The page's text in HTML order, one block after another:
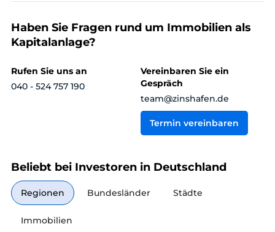
Haben Sie Fragen rund um Immobilien als
Kapitalanlage?
Rufen Sie uns an
040 - 524 757 190
Vereinbaren Sie ein
Gespräch
team@zinshafen.de
Termin vereinbaren
Beliebt bei Investoren in Deutschland
Regionen Bundesländer Städte
Immobilien